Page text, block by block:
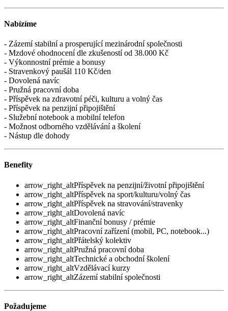
Nabízíme
- Zázemí stabilní a prosperující mezinárodní společnosti
- Mzdové ohodnocení dle zkušeností od 38.000 Kč
- Výkonnostní prémie a bonusy
- Stravenkový paušál 110 Kč/den
- Dovolená navíc
- Pružná pracovní doba
- Příspěvek na zdravotní péči, kulturu a volný čas
- Příspěvek na penzijní připojištění
- Služební notebook a mobilní telefon
- Možnost odborného vzdělávání a školení
- Nástup dle dohody
Benefity
arrow_right_altPříspěvek na penzijní/životní připojištění
arrow_right_altPříspěvek na sport/kulturu/volný čas
arrow_right_altPříspěvek na stravování/stravenky
arrow_right_altDovolená navíc
arrow_right_altFinanční bonusy / prémie
arrow_right_altPracovní zařízení (mobil, PC, notebook...)
arrow_right_altPřátelský kolektiv
arrow_right_altPružná pracovní doba
arrow_right_altTechnické a obchodní školení
arrow_right_altVzdělávací kurzy
arrow_right_altZázemí stabilní společnosti
Požadujeme